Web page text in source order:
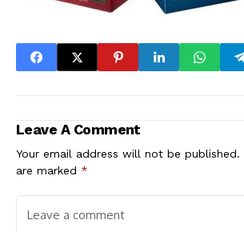
Leave A Comment
Your email address will not be published.
are marked *